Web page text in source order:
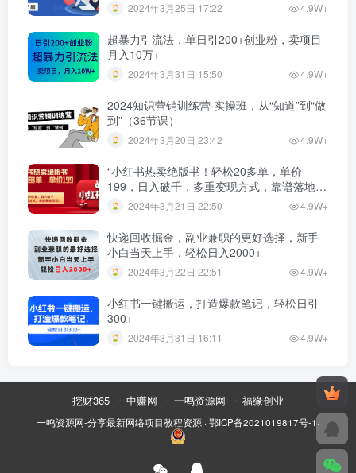
2024年3月25日 17:22 4.9W+
超暴力引流法，单日引200+创业粉，卖项目
月入10万+
2024年3月31日 15:50 4.9W+
2024知识营销训练营·实操班，从“知道”到“做
到”（36节课）
2024年3月20日 23:42 4.9W+
“小红书热卖绝版书！轻松20多单，单价
199，日入破千，多重变现方式，靠谱落地项
目！”2024年3月21日 22:50 4.9W+
快递回收掘金，副业兼职的更好选择，新手
小白当天上手，轻松日入2000+
2024年3月22日 22:51 4.9W+
小红书一键搬运，打造爆款笔记，轻松日引
300+
2024年3月31日 16:11 4.9W+
挖财365 中赚网 一鸣资源网 福缘创业
一鸣资源网-分享最新网络项目教程资源 · 鄂ICP备2021019817号-1 ·